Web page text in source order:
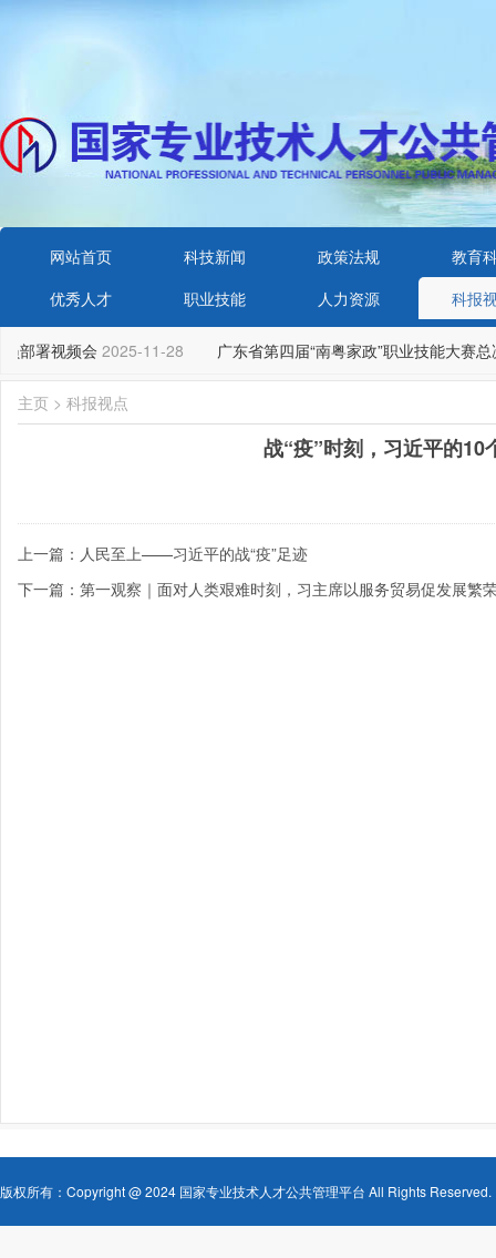
网站首页 科技新闻 政策法规
教育
优秀人才
职业技能 人力资源 科报
部署视频会 2025-11-28 广东省第四届“南粤家政”职业技能大赛
主页 > 科报视点
战“疫”时刻，习近平的10
上一篇：人民至上——习近平的战“疫”足迹
下一篇：第一观察｜面对人类艰难时刻，习主席以服务贸易促发展繁
版权所有：Copyright @ 2024 国家专业技术人才公共管理平台 All Rights Reserved.